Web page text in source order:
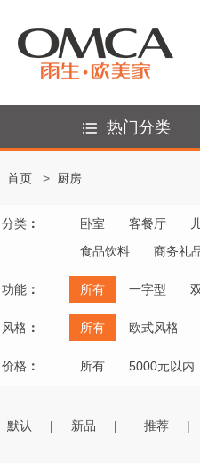
热门分类
首页 厨房
分类 ： 卧室 客餐厅
食品饮料
商务礼
功能 ： 所有 一字型
风格 ： 所有 欧式风格
价格 ： 所有 5000元以内
默认 新品 推荐